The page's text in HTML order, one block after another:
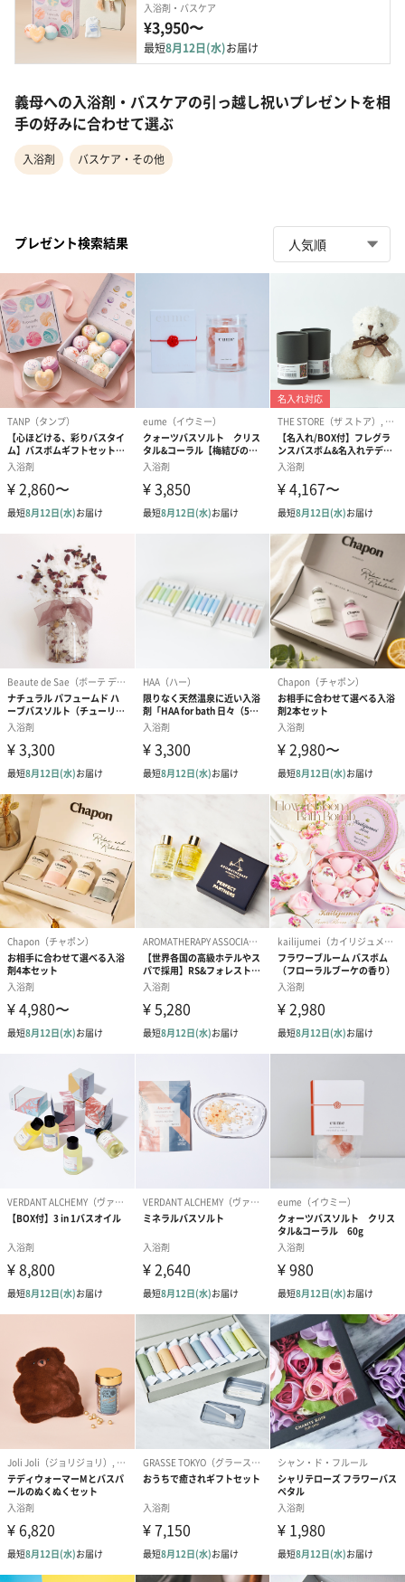
入浴剤・バスケア
¥3,950〜
最短8月12日(水)お届け
義母への入浴剤・バスケアの引っ越し祝いプレゼントを相
手の好みに合わせて選ぶ
入浴剤 バスケア・その他
プレゼント検索結果